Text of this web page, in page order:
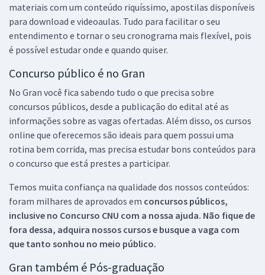
materiais com um conteúdo riquíssimo, apostilas disponíveis
para download e videoaulas. Tudo para facilitar o seu
entendimento e tornar o seu cronograma mais flexível, pois
é possível estudar onde e quando quiser.
Concurso público é no Gran
No Gran você fica sabendo tudo o que precisa sobre
concursos públicos, desde a publicação do edital até as
informações sobre as vagas ofertadas. Além disso, os cursos
online que oferecemos são ideais para quem possui uma
rotina bem corrida, mas precisa estudar bons conteúdos para
o concurso que está prestes a participar.
Temos muita confiança na qualidade dos nossos conteúdos:
foram milhares de aprovados em concursos públicos,
inclusive no Concurso CNU com a nossa ajuda. Não fique de
fora dessa, adquira nossos cursos e busque a vaga com
que tanto sonhou no meio público.
Gran também é Pós-graduação